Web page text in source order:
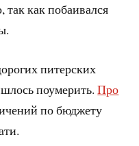
так как побаивался
питерских
поумерить.Про
по бюджету